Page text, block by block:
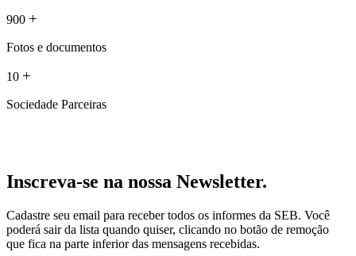
900 +
Fotos e documentos
10 +
Sociedade Parceiras
Inscreva-se na nossa Newsletter.
Cadastre seu email para receber todos os informes da SEB. Você
poderá sair da lista quando quiser, clicando no botão de remoção
que fica na parte inferior das mensagens recebidas.